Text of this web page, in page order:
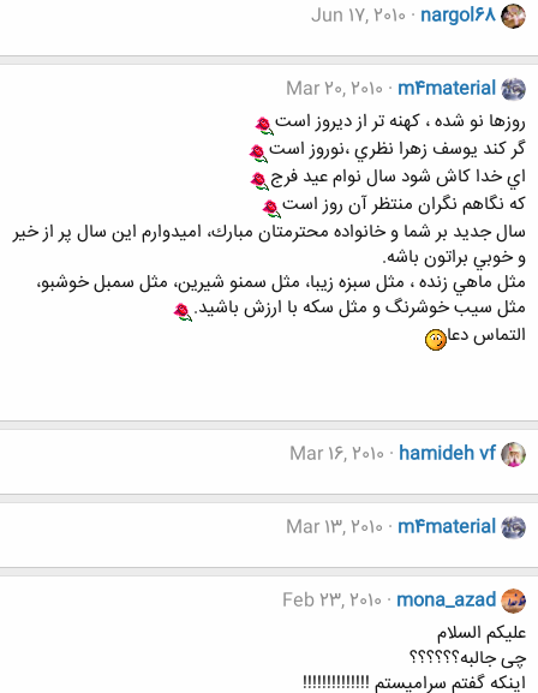
nargol68
Jun 17, 2010
m4material
Mar 20, 2010
روزها نو شده ، كهنه تر از ديروز است
گر كند يوسف زهرا نظري ،نوروز است
اي خدا كاش شود سال نوام عيد فرج
كه نگاهم نگران منتظر آن روز است
سال جديد بر شما و خانواده محترمتان مبارك، اميدوارم اين سال پر از خير
و خوبي براتون باشه.
مثل ماهي زنده ، مثل سبزه زيبا، مثل سمنو شيرين، مثل سمبل خوشبو،
مثل سيب خوشرنگ و مثل سكه با ارزش باشيد.
التماس دعا
hamideh vf
Mar 16, 2010
m4material
Mar 13, 2010
mona_azad
Feb 23, 2010
علیکم السلام
چی جالبه؟؟؟؟؟؟
اینکه گفتم سرامیستم !!!!!!!!!!!!!!